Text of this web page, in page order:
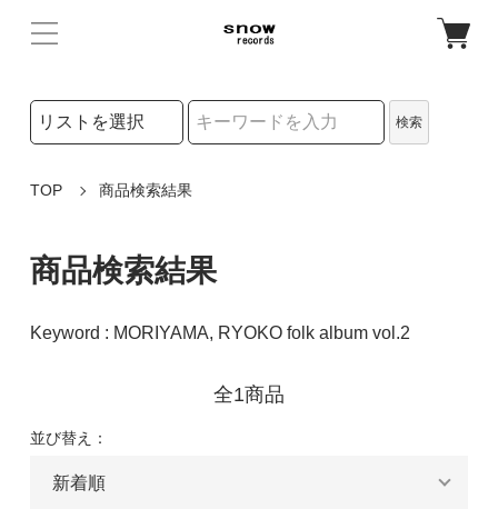
検索リストの選択
検索
TOP 商品検索結果
商品検索結果
Keyword : MORIYAMA, RYOKO folk album vol.2
全1商品
並び替え：